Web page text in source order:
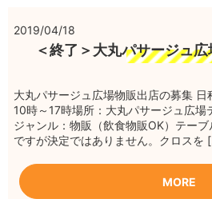
2019/04/18
＜終了＞大丸パサージュ
大丸パサージュ広場物販出店の募集
10時～17時場所：大丸パサージュ広場
ジャンル：物販（飲食物販OK）テー
ですが決定ではありません。クロスを
MORE